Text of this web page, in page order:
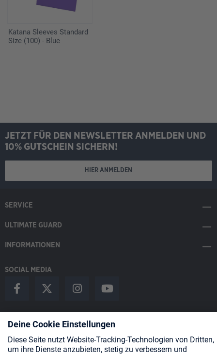
Katana Sleeves Standard
Size (100) - Blue
JETZT FÜR DEN NEWSLETTER ANMELDEN UND
10% GUTSCHEIN SICHERN!
HIER ANMELDEN
SERVICE
ULTIMATE GUARD
INFORMATIONEN
SOCIAL MEDIA
Shipping